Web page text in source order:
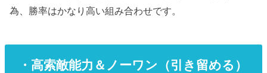
為、勝率はかなり高い組み合わせです。
・高索敵能力＆ノーワン（引き留める）